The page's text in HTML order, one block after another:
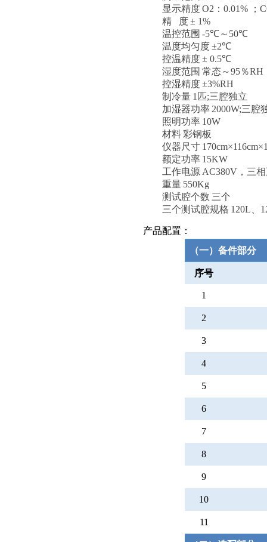
显示精度O2 ： 0.01% ；
精
度± 1%
温控范围 -5℃～ 50℃
温度均匀度±2℃
控温精度± 0.5℃
湿度范围 常态～95％RH
控湿精度±3%RH
制冷量 1 匹;三腔独立
加湿器功率 2000W;三腔
照明功率 10W
材料彩钢板
仪器尺寸 170cm×116cm×
额定功率 15KW
工作电源 AC380V ，三
重量 550Kg
测试腔个数 三个
三个测试腔规格 120L
产品配置：
（一）备件部分
序号
1
2
3
4
5
6
7
8
9
10
11